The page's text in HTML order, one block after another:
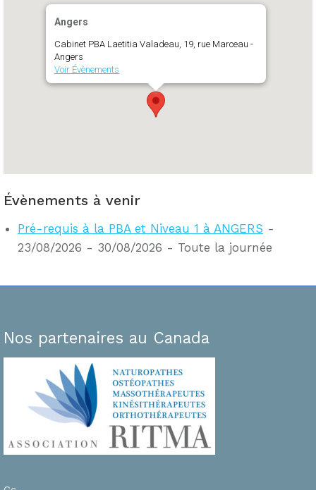
Angers
Cabinet PBA Laetitia Valadeau, 19, rue Marceau -
Angers
Voir Évènements
Évènements à venir
Pré-requis à la PBA et Niveau 1 à ANGERS -
23/08/2026 - 30/08/2026 - Toute la journée
Nos partenaires au Canada